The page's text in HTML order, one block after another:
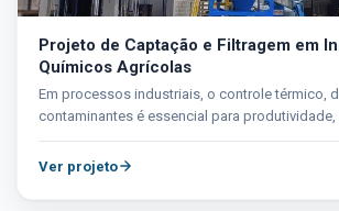
Projeto de Captação e Filtragem em
Químicos Agrícolas
Em processos industriais, o controle térmico,
contaminantes é essencial para produtividade,
compliance....
Ver projeto